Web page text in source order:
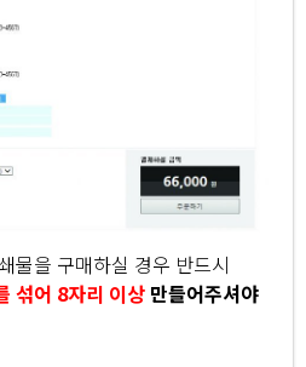
물을 구매하실 경우 반드시
섞어 8자리 이상 만들어주셔야